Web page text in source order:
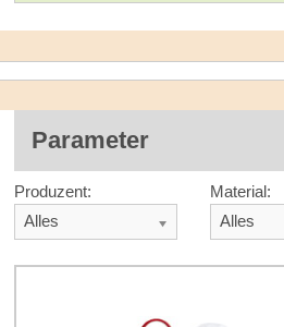
Parameter
Produzent:
Alles
Material:
Alles